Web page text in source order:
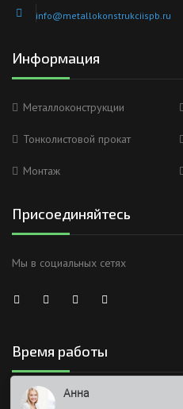
info@metallokonstrukciispb.ru
Информация
Металлоконструкции
Тонколистовой прокат
Монтаж
Присоединяйтесь
Мы в социальных сетях
Время работы
Работаем без обеда и выходных
Анна
Здравствуйте